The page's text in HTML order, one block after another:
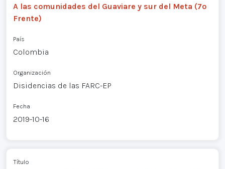
A las comunidades del Guaviare y sur del Meta (7º
Frente)
País
Colombia
Organización
Disidencias de las FARC-EP
Fecha
2019-10-16
Título